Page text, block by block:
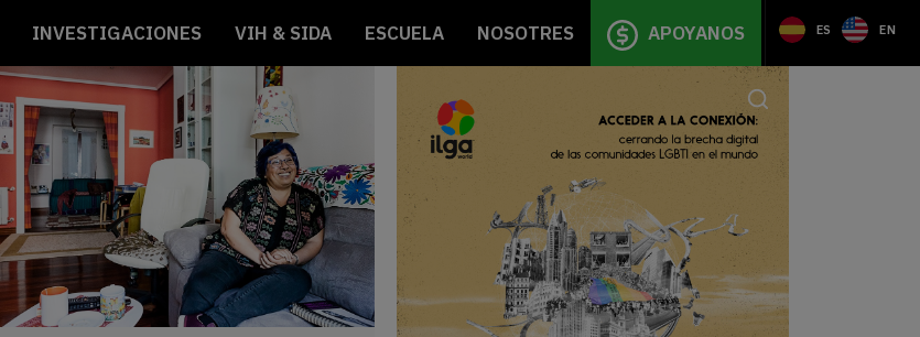
INVESTIGACIONES VIH & SIDA ESCUELA NOSOTRES APOYANOS ES EN